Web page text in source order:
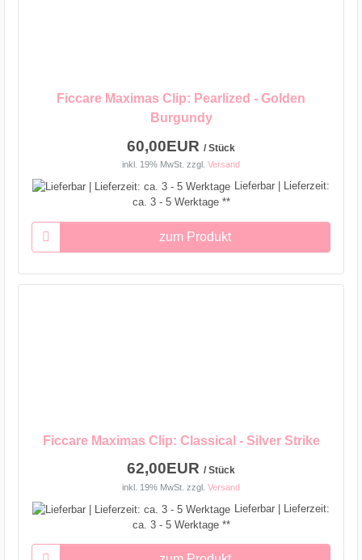
Ficcare Maximas Clip: Pearlized - Golden
Burgundy
60,00EUR / Stück
inkl. 19% MwSt. zzgl. Versand
Lieferbar | Lieferzeit:
ca. 3 - 5 Werktage **
zum Produkt
Ficcare Maximas Clip: Classical - Silver Strike
62,00EUR / Stück
inkl. 19% MwSt. zzgl. Versand
Lieferbar | Lieferzeit:
ca. 3 - 5 Werktage **